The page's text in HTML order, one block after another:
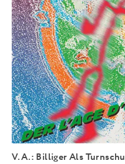
V.A.: Billiger Als